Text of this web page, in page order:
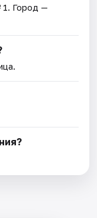
1. Город —